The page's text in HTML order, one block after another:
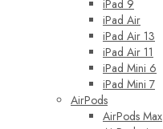
iPad 9
iPad Air
iPad Air 13
iPad Air 11
iPad Mini 6
iPad Mini 7
AirPods
AirPods Max